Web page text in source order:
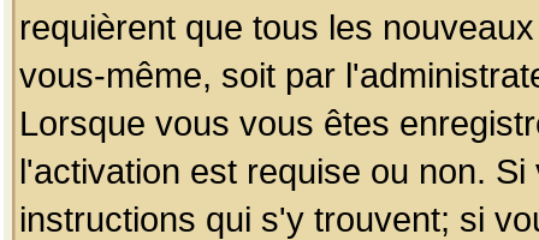
requièrent que tous les
vous-même, soit par
Lorsque vous vous êtes
l'activation est requise ou non.
instructions qui s'y trouvent; si